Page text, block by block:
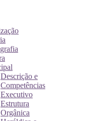
Descrição e
Competências
Executivo
Estrutura
Orgânica